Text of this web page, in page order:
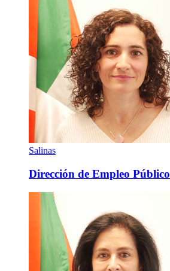
Salinas
Dirección de Empleo Público